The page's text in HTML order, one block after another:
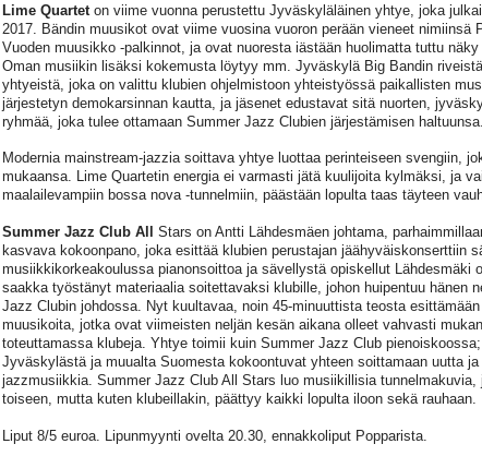
Lime Quarteton viime vuonna perustettu Jyväskyläläinen yhtye, joka
2017. Bändin muusikot ovat viime vuosina vuoron perään vieneet nimiinsä
Vuoden muusikko -palkinnot, ja ovat nuoresta iästään huolimatta tuttu
Oman musiikin lisäksi kokemusta löytyy mm. Jyväskylä Big Bandin
yhtyeistä, joka on valittu klubien ohjelmistoon yhteistyössä paikallisten
järjestetyn demokarsinnan kautta, ja jäsenet edustavat sitä nuorten,
ryhmää, joka tulee ottamaan Summer Jazz Clubien järjestämisen haltuunsa.
Modernia mainstream-jazzia soittava yhtye luottaa perinteiseen svengiin,
mukaansa. Lime Quartetin energia ei varmasti jätä kuulijoita kylmäksi, ja
maalailevampiin bossa nova -tunnelmiin, päästään lopulta taas täyteen
Summer Jazz Club All Stars on Antti Lähdesmäen johtama,
kasvava kokoonpano, joka esittää klubien perustajan jäähyväiskonserttiin
musiikkikorkeakoulussa pianonsoittoa ja sävellystä opiskellut Lähdesmäki
saakka työstänyt materiaalia soitettavaksi klubille, johon huipentuu hänen
Jazz Clubin johdossa. Nyt kuultavaa, noin 45-minuuttista teosta
muusikoita, jotka ovat viimeisten neljän kesän aikana olleet vahvasti
toteuttamassa klubeja. Yhtye toimii kuin Summer Jazz Club
Jyväskylästä ja muualta Suomesta kokoontuvat yhteen soittamaan uutta
jazzmusiikkia. Summer Jazz Club All Stars luo musiikillisia
toiseen, mutta kuten klubeillakin, päättyy kaikki lopulta iloon sekä rauhaan.
Liput 8/5 euroa. Lipunmyynti ovelta 20.30, ennakkoliput Popparista.